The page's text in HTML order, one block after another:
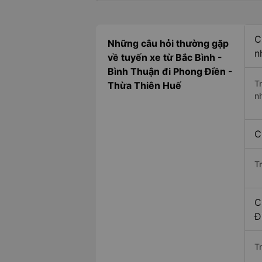
Những câu hỏi thường gặp
về tuyến xe từ Bắc Bình -
Bình Thuận đi Phong Điền -
Thừa Thiên Huế